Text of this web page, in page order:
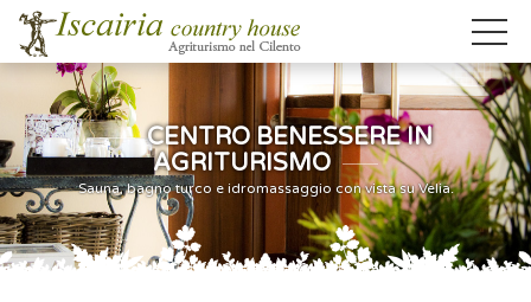
CENTRO BENESSERE IN
AGRITURISMO
Sauna, bagno turco e idromassaggio con vista su Velia.